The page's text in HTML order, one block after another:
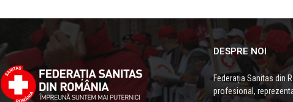
DESPRE NOI
Federația Sanitas din
profesional,